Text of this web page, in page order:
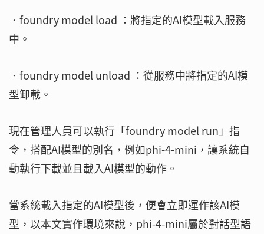
‧foundry model load ：將指定的AI模型載入服務
中。
‧foundry model unload ：從服務中將指定的AI模
型卸載。
現在管理人員可以執行「foundry model run」指
令，搭配AI模型的別名，例如phi-4-mini，讓系統自
動執行下載並且載入AI模型的動作。
當系統載入指定的AI模型後，便會立即運作該AI模
型，以本文實作環境來說，phi-4-mini屬於對話型語